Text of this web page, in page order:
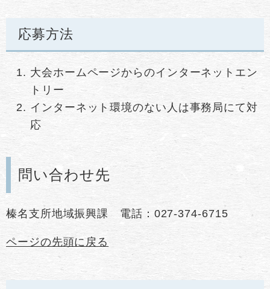
応募方法
大会ホームページからのインターネットエン
トリー
インターネット環境のない人は事務局にて対
応
問い合わせ先
榛名支所地域振興課 電話：027-374-6715
ページの先頭に戻る